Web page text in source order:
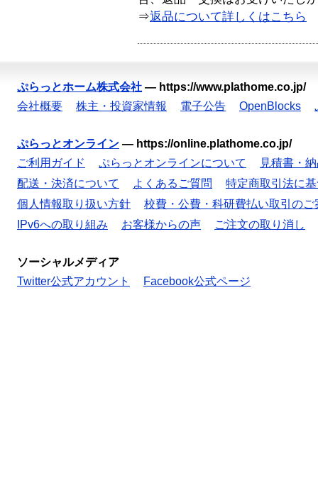
⇒返品について詳しくはこちら
ぷらっとホーム株式会社 — https://www.plathome.co.jp/
会社概要
株主・投資家情報 電子公告 OpenBlocks
ぷらっとオンライン — https://online.plathome.co.jp/
ご利用ガイド
ぷらっとオンラインについて
見積書・
配送・決済について
よくあるご質問
特定商取引法に
個人情報取り扱い方針
校費・公費・科研費払い取引のご
IPv6への取り組み
お客様からの声 ご注文の取り消し
ソーシャルメディア
Twitter公式アカウント
Facebook公式ページ